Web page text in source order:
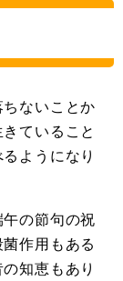
ないことか
ていること
ようになり
の節句の祝
作用もある
知恵もあり